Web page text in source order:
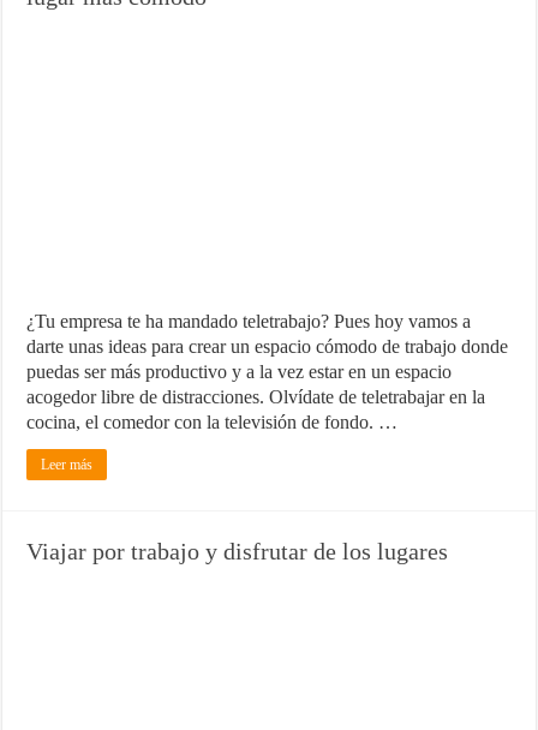
¿Tu empresa te ha mandado teletrabajo? Pues hoy vamos a
darte unas ideas para crear un espacio cómodo de trabajo donde
puedas ser más productivo y a la vez estar en un espacio
acogedor libre de distracciones. Olvídate de teletrabajar en la
cocina, el comedor con la televisión de fondo. …
Leer más
Viajar por trabajo y disfrutar de los lugares